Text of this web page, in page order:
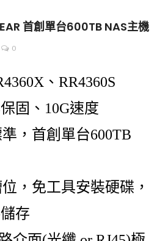
首創單台600TB NAS主機
0
、RR4360S
固、10G速度
，首創單台600TB
，免工具安裝硬碟，
存